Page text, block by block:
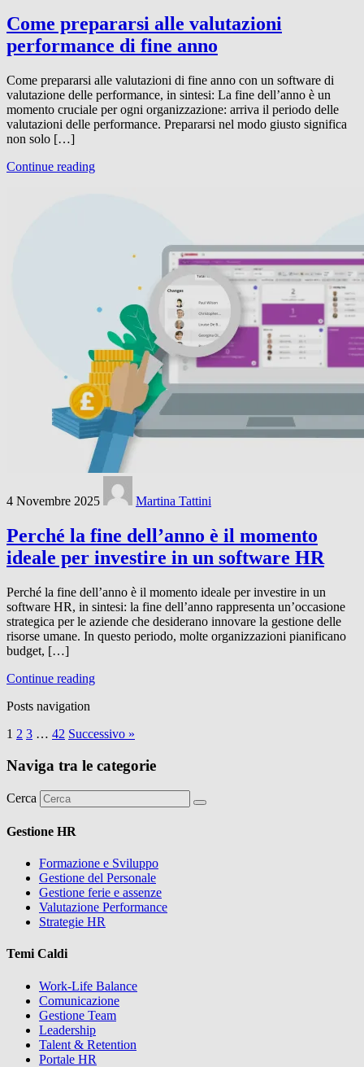
Come prepararsi alle valutazioni
performance di fine anno
Come prepararsi alle valutazioni di fine anno con un software di
valutazione delle performance, in sintesi: La fine dell’anno è un
momento cruciale per ogni organizzazione: arriva il periodo delle
valutazioni delle performance. Prepararsi nel modo giusto significa
non solo […]
Continue reading
4 Novembre 2025 Martina Tattini
Perché la fine dell’anno è il momento
ideale per investire in un software HR
Perché la fine dell’anno è il momento ideale per investire in un
software HR, in sintesi: la fine dell’anno rappresenta un’occasione
strategica per le aziende che desiderano innovare la gestione delle
risorse umane. In questo periodo, molte organizzazioni pianificano
budget, […]
Continue reading
Posts navigation
1 2 3 … 42 Successivo »
Naviga tra le categorie
Cerca
Gestione HR
Formazione e Sviluppo
Gestione del Personale
Gestione ferie e assenze
Valutazione Performance
Strategie HR
Temi Caldi
Work-Life Balance
Comunicazione
Gestione Team
Leadership
Talent & Retention
Portale HR